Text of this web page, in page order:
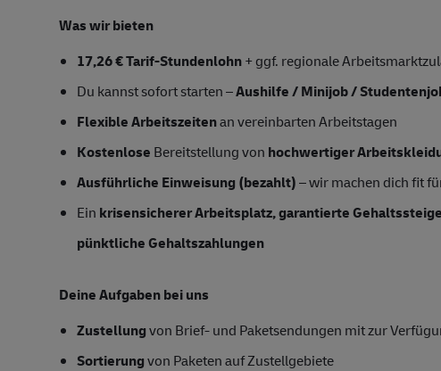
Was wir bieten
17,26 € Tarif-Stundenlohn+ ggf. regionale
Du kannst sofort starten –Aushilfe / Minijob /
Flexible Arbeitszeitenan vereinbarten Arbeitstagen
Kostenlose Bereitstellung von hochwertiger
Ausführliche Einweisung (bezahlt)– wir machen dich fit
Ein krisensicherer Arbeitsplatz, garantierte
pünktliche Gehaltszahlungen
Deine Aufgaben bei uns
Zustellungvon Brief- und Paketsendungen mit zur
Sortierungvon Paketen auf Zustellgebiete